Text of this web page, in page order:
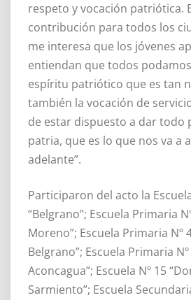
respeto y vocación patriótica.
contribución para todos los
me interesa que los jóvenes
entiendan que todos
espíritu patriótico que es tan
también la vocación de
de estar dispuesto a dar todo
patria, que es lo que nos va a
adelante”.
Participaron del acto la
“Belgrano”; Escuela Primaria
Moreno”; Escuela Primaria Nº
Belgrano”; Escuela Primaria Nº
Aconcagua”; Escuela Nº 15
Sarmiento”; Escuela